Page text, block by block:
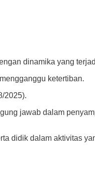
dinamika yang
ketertiban.
2025).
jawab dalam
didik dalam aktivitas